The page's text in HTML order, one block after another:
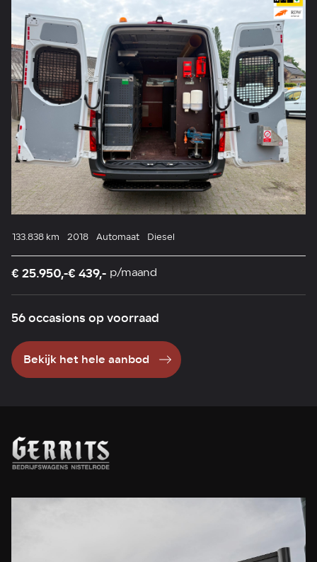
133.838 km 2018 Automaat Diesel
€ 25.950,-€ 439,- p/maand
56 occasions op voorraad
Bekijk het hele aanbod